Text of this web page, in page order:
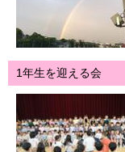
1年生を迎える会